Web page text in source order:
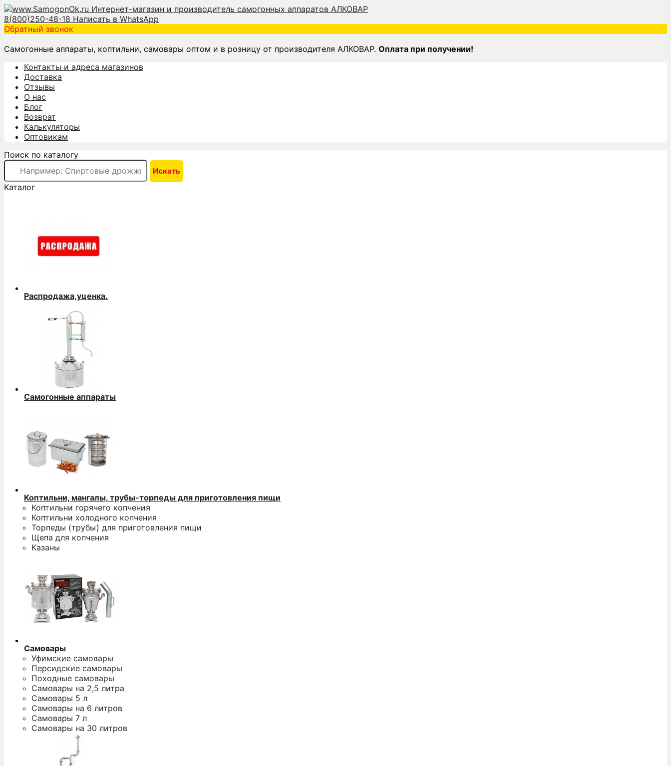
8(800)250-48-18 Написать в WhatsApp
Обратный звонок
Самогонные аппараты, коптильни, самовары оптом и в розницу от производителя АЛКОВАР. Оплата при получении!
Контакты и адреса магазинов
Доставка
Отзывы
О нас
Блог
Возврат
Калькуляторы
Оптовикам
Поиск по каталогу
Каталог
Распродажа,уценка.
Самогонные аппараты
Коптильни, мангалы, трубы-торпеды для приготовления пищи
Коптильни горячего копчения
Коптильни холодного копчения
Торпеды (трубы) для приготовления пищи
Щепа для копчения
Казаны
Самовары
Уфимские самовары
Персидские самовары
Походные самовары
Самовары на 2,5 литра
Самовары 5 л
Самовары на 6 литров
Самовары 7 л
Самовары на 30 литров